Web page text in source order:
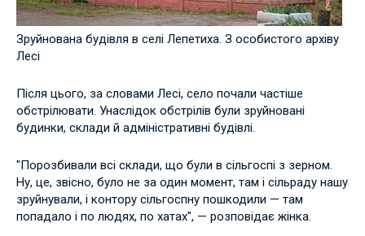
Зруйнована будівля в селі Лепетиха. З особистого архіву
Лесі
Після цього, за словами Лесі, село почали частіше
обстрілювати. Унаслідок обстрілів були зруйновані
будинки, склади й адміністративні будівлі.
"Порозбивали всі склади, що були в сільгоспі з зерном.
Ну, це, звісно, було не за один момент, там і сільраду нашу
зруйнували, і контору сільгоспну пошкодили — там
попадало і по людях, по хатах", — розповідає жінка.